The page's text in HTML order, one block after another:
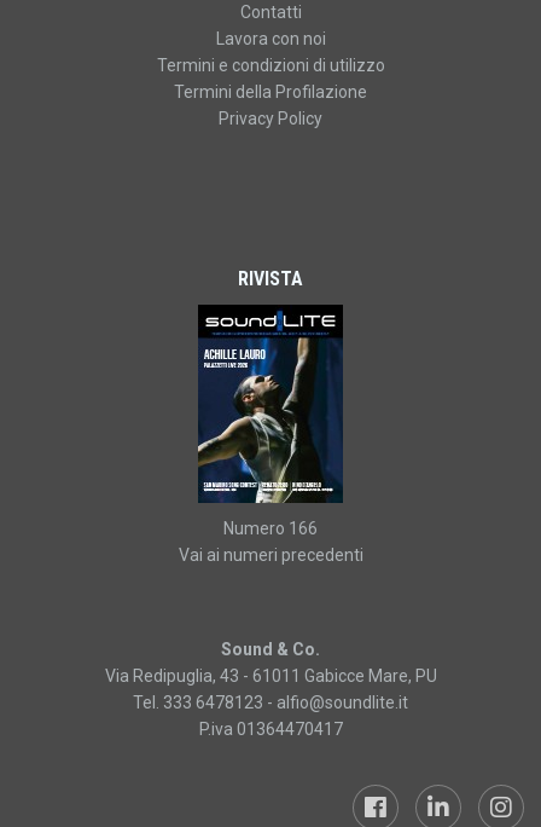
Contatti
Lavora con noi
Termini e condizioni di utilizzo
Termini della Profilazione
Privacy Policy
RIVISTA
Numero 166
Vai ai numeri precedenti
Sound & Co.
Via Redipuglia, 43 - 61011 Gabicce Mare, PU
Tel. 333 6478123 - alfio@soundlite.it
P.iva 01364470417